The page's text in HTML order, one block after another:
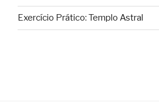
Exercício Prático: Templo Astral